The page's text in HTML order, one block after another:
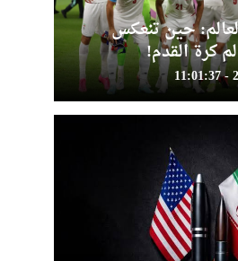
حين تنعكس
كرة القدم!